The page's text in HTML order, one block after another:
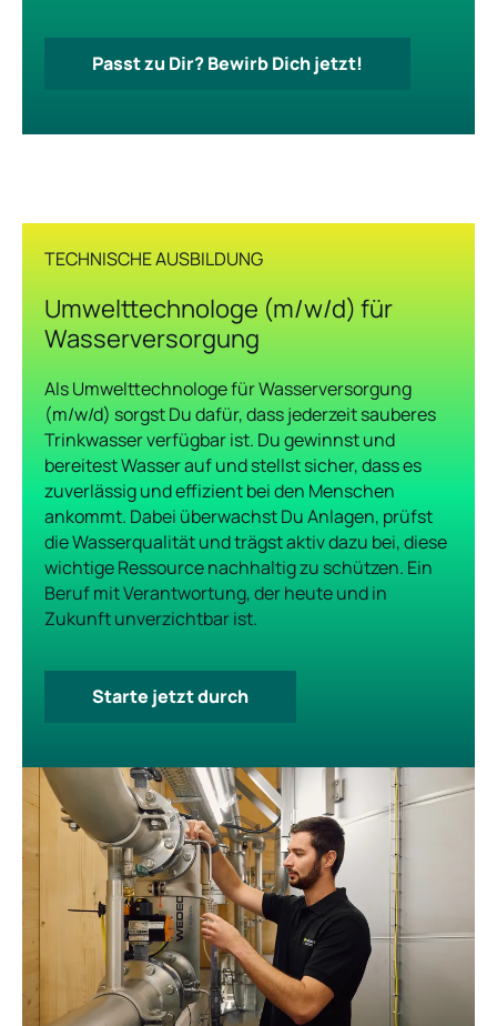
Passt zu Dir? Bewirb Dich jetzt!
TECHNISCHE AUSBILDUNG
Umwelttechnologe (m/w/d) für
Wasserversorgung
Als Umwelttechnologe für Wasserversorgung
(m/w/d) sorgst Du dafür, dass jederzeit sauberes
Trinkwasser verfügbar ist. Du gewinnst und
bereitest Wasser auf und stellst sicher, dass es
zuverlässig und effizient bei den Menschen
ankommt. Dabei überwachst Du Anlagen, prüfst
die Wasserqualität und trägst aktiv dazu bei, diese
wichtige Ressource nachhaltig zu schützen. Ein
Beruf mit Verantwortung, der heute und in
Zukunft unverzichtbar ist.
Starte jetzt durch